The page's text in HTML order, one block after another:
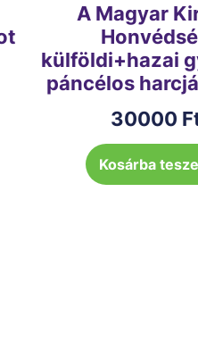
A Magyar
külföldi+hazai
páncélos
30000
Kosárba